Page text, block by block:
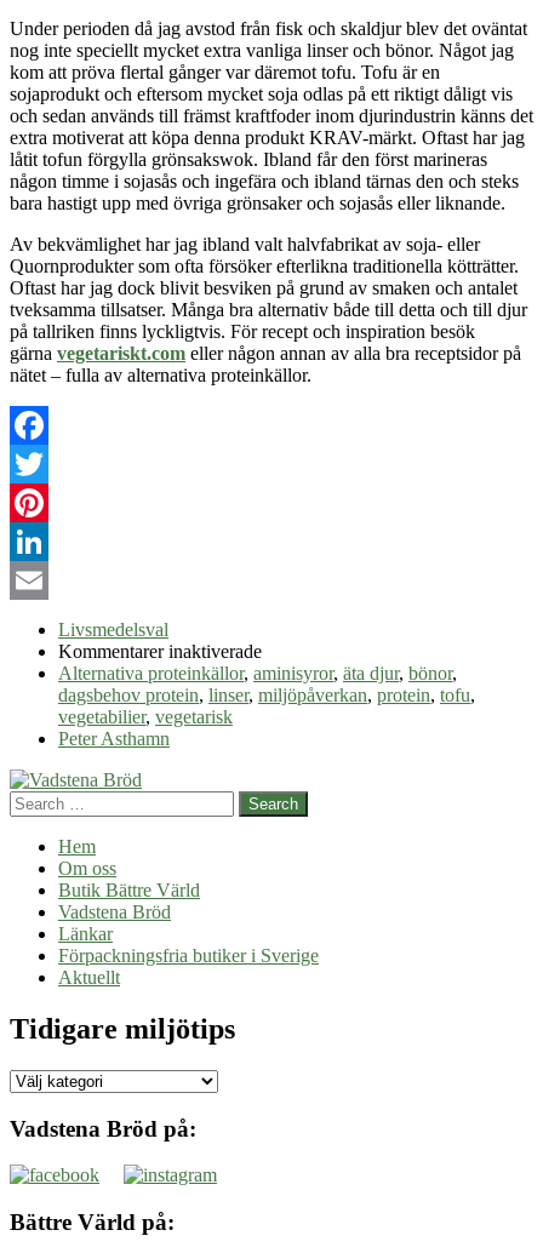
Under perioden då jag avstod från fisk och skaldjur blev det oväntat
nog inte speciellt mycket extra vanliga linser och bönor. Något jag
kom att pröva flertal gånger var däremot tofu. Tofu är en
sojaprodukt och eftersom mycket soja odlas på ett riktigt dåligt vis
och sedan används till främst kraftfoder inom djurindustrin känns det
extra motiverat att köpa denna produkt KRAV-märkt. Oftast har jag
låtit tofun förgylla grönsakswok. Ibland får den först marineras
någon timme i sojasås och ingefära och ibland tärnas den och steks
bara hastigt upp med övriga grönsaker och sojasås eller liknande.
Av bekvämlighet har jag ibland valt halvfabrikat av soja- eller
Quornprodukter som ofta försöker efterlikna traditionella kötträtter.
Oftast har jag dock blivit besviken på grund av smaken och antalet
tveksamma tillsatser. Många bra alternativ både till detta och till djur
på tallriken finns lyckligtvis. För recept och inspiration besök
gärna vegetariskt.com eller någon annan av alla bra receptsidor på
nätet – fulla av alternativa proteinkällor.
Facebook
Twitter
Pinterest
LinkedIn
Livsmedelsval
Kommentarer inaktiveradeför
Alternativa
proteinkällor
Alternativa proteinkällor, aminisyror, äta djur, bönor,
dagsbehov protein, linser, miljöpåverkan, protein, tofu,
vegetabilier, vegetarisk
Peter Asthamn
Search
Hem
Om oss
Butik Bättre Värld
Vadstena Bröd
Länkar
Förpackningsfria butiker i Sverige
Aktuellt
Tidigare miljötips
Tidigare
Vadstena Bröd på:
Bättre Värld på: